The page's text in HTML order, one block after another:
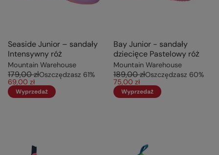
Seaside Junior – sandały
Intensywny róż
Mountain Warehouse
179,00 złOszczędzasz 61%
69,00 zł
Wyprzedaż
Bay Junior - sandały
dziecięce Pastelowy róż
Mountain Warehouse
189,00 złOszczędzasz 60%
75,00 zł
Wyprzedaż